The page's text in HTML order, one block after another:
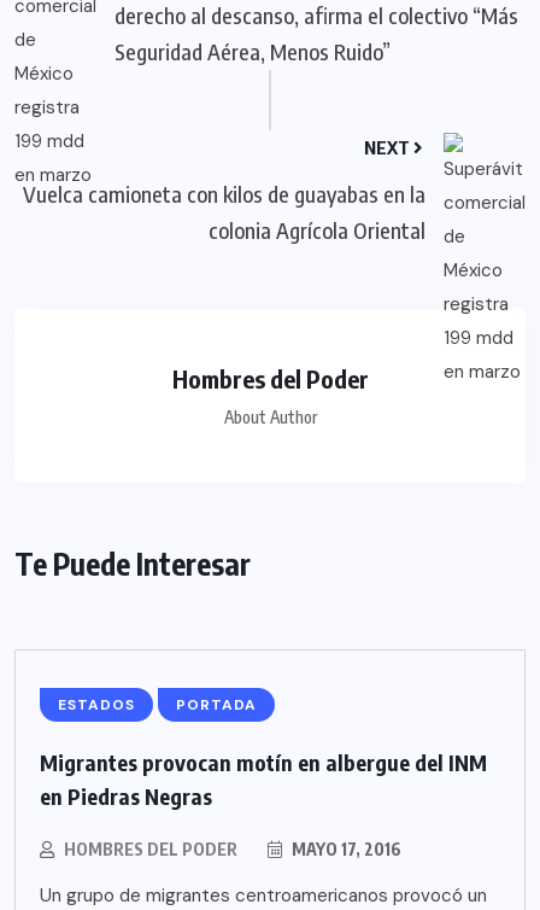
derecho al descanso, afirma el colectivo “Más
Seguridad Aérea, Menos Ruido”
NEXT
Vuelca camioneta con kilos de guayabas en la
colonia Agrícola Oriental
Hombres del Poder
About Author
Te Puede Interesar
ESTADOS PORTADA
Migrantes provocan motín en albergue del INM
en Piedras Negras
HOMBRES DEL PODER MAYO 17, 2016
Un grupo de migrantes centroamericanos provocó un